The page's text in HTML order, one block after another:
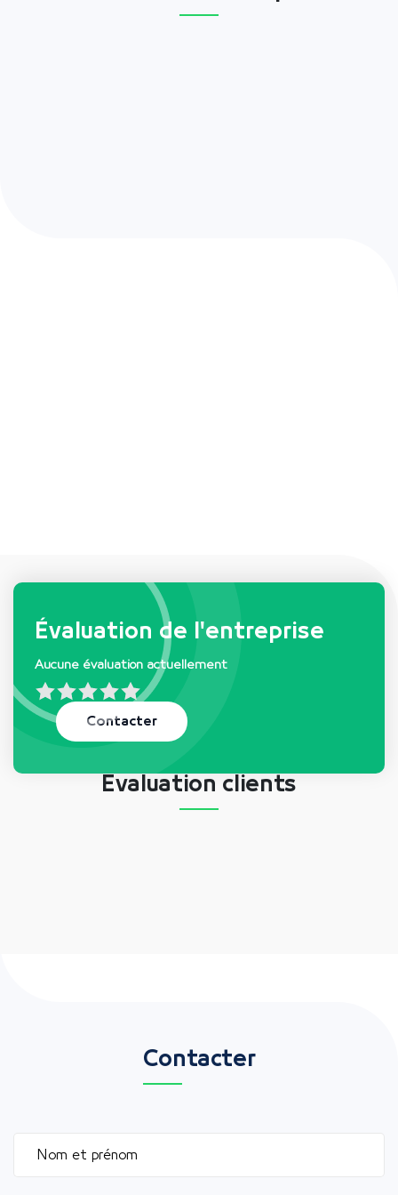
Demandes et besoins de
l'entreprise
Aucune demande actuellement
Évaluation clients
Évaluation de l'entreprise
Aucune évaluation actuellement
Contacter
Contacter